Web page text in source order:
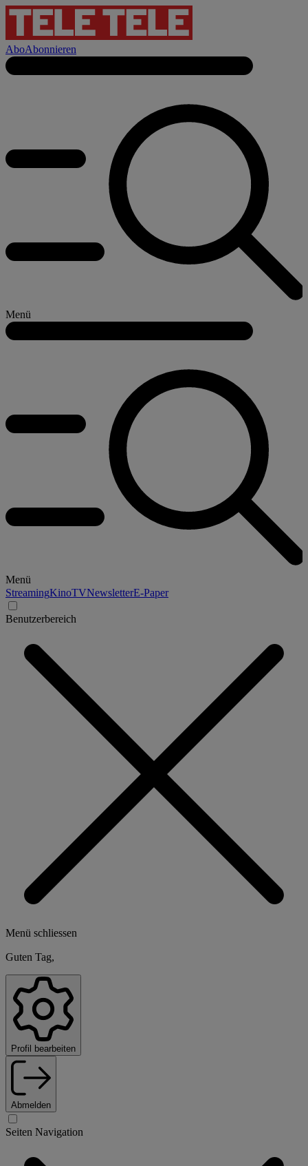
AboAbonnieren
Menü
Menü
StreamingKinoTVNewsletterE-Paper
Benutzerbereich
Menü schliessen
Guten Tag,
Profil bearbeiten
Abmelden
Seiten Navigation